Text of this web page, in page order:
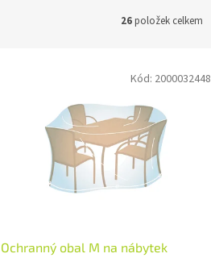
26položek celkem
Ochranný obal M na nábytek
Kód: 2000032448